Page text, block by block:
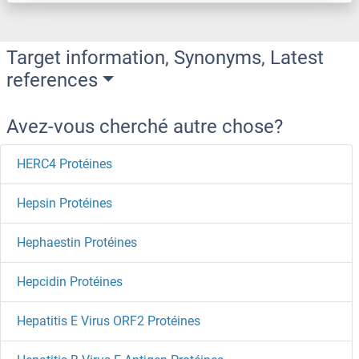
Target information, Synonyms, Latest
references
Avez-vous cherché autre chose?
HERC4 Protéines
Hepsin Protéines
Hephaestin Protéines
Hepcidin Protéines
Hepatitis E Virus ORF2 Protéines